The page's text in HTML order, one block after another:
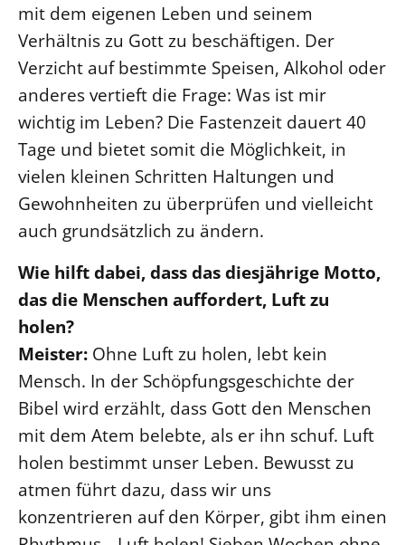
mit dem eigenen Leben und seinem
Verhältnis zu Gott zu beschäftigen. Der
Verzicht auf bestimmte Speisen, Alkohol oder
anderes vertieft die Frage: Was ist mir
wichtig im Leben? Die Fastenzeit dauert 40
Tage und bietet somit die Möglichkeit, in
vielen kleinen Schritten Haltungen und
Gewohnheiten zu überprüfen und vielleicht
auch grundsätzlich zu ändern.
Wie hilft dabei, dass das diesjährige Motto,
das die Menschen auffordert, Luft zu
holen?
Meister: Ohne Luft zu holen, lebt kein
Mensch. In der Schöpfungsgeschichte der
Bibel wird erzählt, dass Gott den Menschen
mit dem Atem belebte, als er ihn schuf. Luft
holen bestimmt unser Leben. Bewusst zu
atmen führt dazu, dass wir uns
konzentrieren auf den Körper, gibt ihm einen